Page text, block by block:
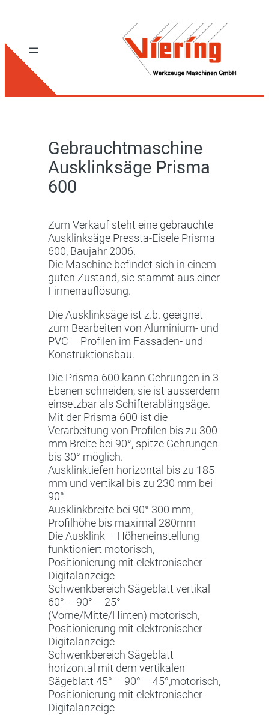
Gebrauchtmaschine
Ausklinksäge Prisma
600
Zum Verkauf steht eine gebrauchte
Ausklinksäge Pressta-Eisele Prisma
600, Baujahr 2006.
Die Maschine befindet sich in einem
guten Zustand, sie stammt aus einer
Firmenauflösung.
Die Ausklinksäge ist z.b. geeignet
zum Bearbeiten von Aluminium- und
PVC – Profilen im Fassaden- und
Konstruktionsbau.
Die Prisma 600 kann Gehrungen in 3
Ebenen schneiden, sie ist ausserdem
einsetzbar als Schifterablängsäge.
Mit der Prisma 600 ist die
Verarbeitung von Profilen bis zu 300
mm Breite bei 90°, spitze Gehrungen
bis 30° möglich.
Ausklinktiefen horizontal bis zu 185
mm und vertikal bis zu 230 mm bei
90°
Ausklinkbreite bei 90° 300 mm,
Profilhöhe bis maximal 280mm
Die Ausklink – Höheneinstellung
funktioniert motorisch,
Positionierung mit elektronischer
Digitalanzeige
Schwenkbereich Sägeblatt vertikal
60° – 90° – 25°
(Vorne/Mitte/Hinten) motorisch,
Positionierung mit elektronischer
Digitalanzeige
Schwenkbereich Sägeblatt
horizontal mit dem vertikalen
Sägeblatt 45° – 90° – 45°,motorisch,
Positionierung mit elektronischer
Digitalanzeige